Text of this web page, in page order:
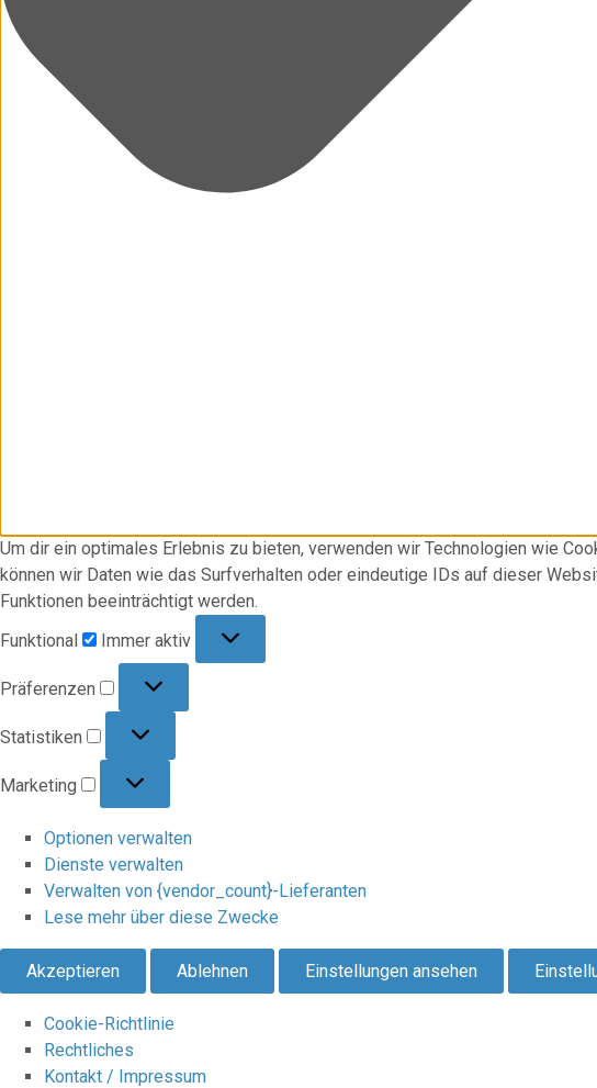
Um dir ein optimales Erlebnis zu bieten, verwenden wir Technologien wie
können wir Daten wie das Surfverhalten oder eindeutige IDs auf dieser
Funktionen beeinträchtigt werden.
Funktional
Immer aktiv
Präferenzen
Statistiken
Marketing
Optionen verwalten
Dienste verwalten
Verwalten von {vendor_count}-Lieferanten
Lese mehr über diese Zwecke
Akzeptieren Ablehnen Einstellungen ansehen
Cookie-Richtlinie
Rechtliches
Kontakt / Impressum